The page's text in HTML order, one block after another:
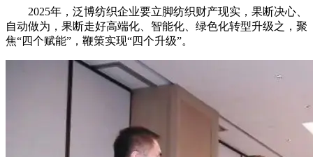
2025年，泛博纺织企业要立脚纺织财产现实，果断决心、
自动做为，果断走好高端化、智能化、绿色化转型升级之，聚
焦“四个赋能”，鞭策实现“四个升级”。